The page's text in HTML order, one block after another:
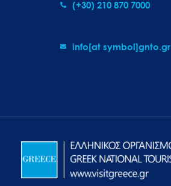
(+30) 210 870 7000
info[at symbol]gnto.gr